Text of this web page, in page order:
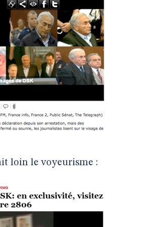
loin le voyeurisme :